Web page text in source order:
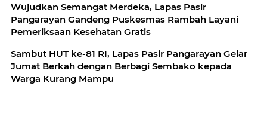
Wujudkan Semangat Merdeka, Lapas Pasir
Pangarayan Gandeng Puskesmas Rambah Layani
Pemeriksaan Kesehatan Gratis
Sambut HUT ke-81 RI, Lapas Pasir Pangarayan Gelar
Jumat Berkah dengan Berbagi Sembako kepada
Warga Kurang Mampu